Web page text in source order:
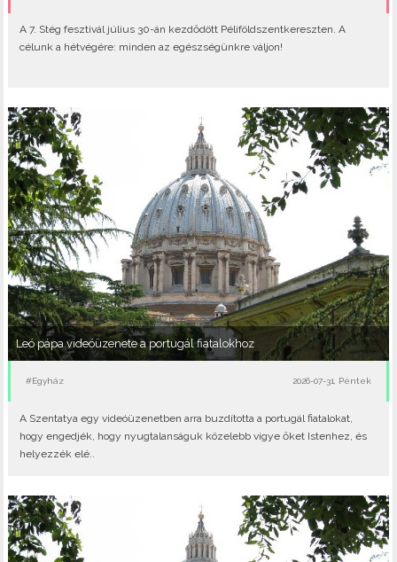
A 7. Stég fesztivál július 30-án kezdődött Péliföldszentkereszten. A
célunk a hétvégére: minden az egészségünkre váljon!
Leó pápa videóüzenete a portugál fiatalokhoz
#Egyház 2026-07-31, Péntek
A Szentatya egy videóüzenetben arra buzdította a portugál fiatalokat,
hogy engedjék, hogy nyugtalanságuk közelebb vigye őket Istenhez, és
helyezzék elé..